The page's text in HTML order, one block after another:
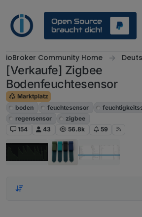
ioBroker Community Home
[Verkaufe] Zigbee
Bodenfeuchtesensor
Marktplatz
boden
feuchtesensor
regensensor
zigbee
154
43 56.8k 59